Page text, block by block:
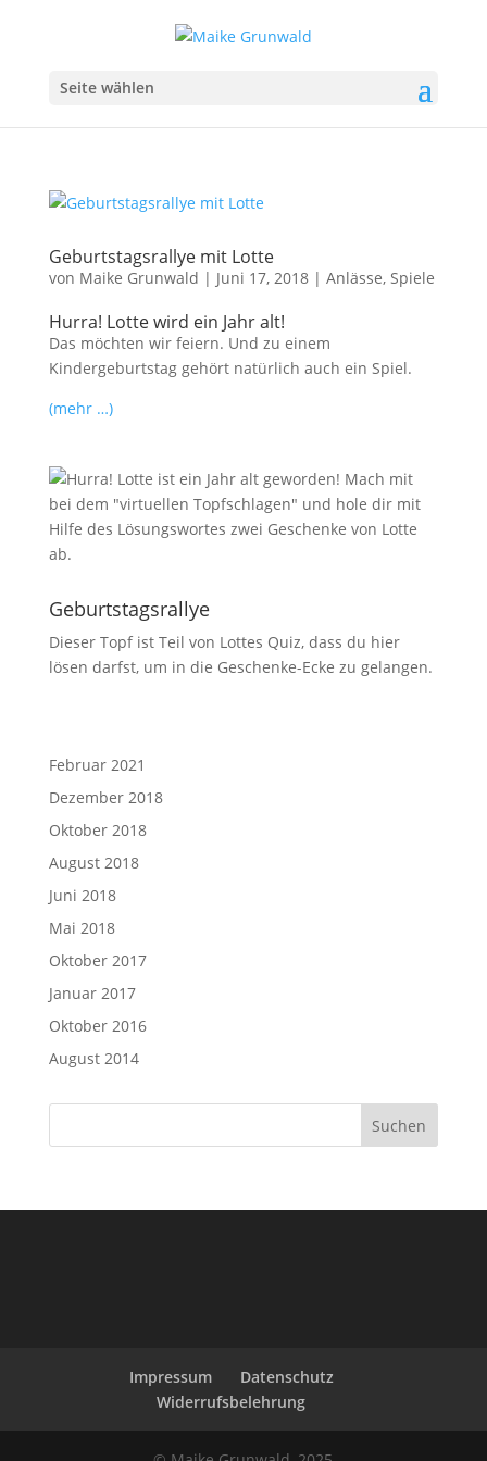
Seite wählen
Geburtstagsrallye mit Lotte
von Maike Grunwald | Juni 17, 2018| Anlässe, Spiele
Hurra! Lotte wird ein Jahr alt!
Das möchten wir feiern. Und zu einem
Kindergeburtstag gehört natürlich auch ein Spiel.
(mehr …)
Geburtstagsrallye
Dieser Topf ist Teil von Lottes Quiz, dass du hier
lösen darfst, um in die Geschenke-Ecke zu gelangen.
Februar 2021
Dezember 2018
Oktober 2018
August 2018
Juni 2018
Mai 2018
Oktober 2017
Januar 2017
Oktober 2016
August 2014
Impressum
Datenschutz
Widerrufsbelehrung